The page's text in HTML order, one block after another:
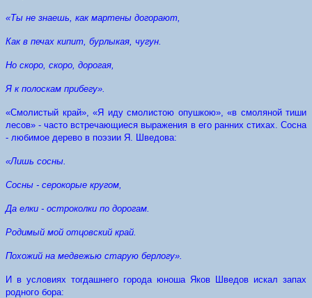
«Ты не знаешь, как мартены догорают,
Как в печах кипит, бурлыкая, чугун.
Но скоро, скоро, дорогая,
Я к полоскам прибегу».
«Смолистый край», «Я иду смолистою опушкою», «в смоляной тиши
лесов» - часто встречающиеся выражения в его ранних стихах. Сосна
- любимое дерево в поэзии Я. Шведова:
«Лишь сосны.
Сосны - серокорые кругом,
Да елки - остроколки по дорогам.
Родимый мой отцовский край.
Похожий на медвежью старую берлогу».
И в условиях тогдашнего города юноша Яков Шведов искал запах
родного бора: